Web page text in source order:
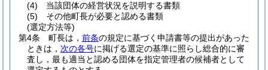
(4)
当該団体の経営状況を説明する書類
(5)
その他町長が必要と認める書類
(選定方法等)
第4条
町長は， 前条の規定に基づく申請書等の提出があった
ときは， 次の各号に掲げる選定の基準に照らし総合的に審
査し，最も適当と認める団体を指定管理者の候補者として